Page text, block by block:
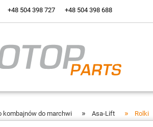
+48 504 398 727 +48 504 398 688
kombajnów do marchwi » Asa-Lift » Rolki